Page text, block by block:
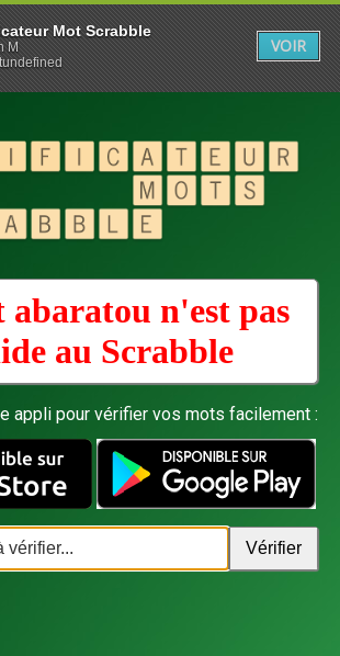
abaratou n'est pas
au Scrabble
appli pour vérifier vos mots facilement :
Mot Scrabble
M
VOIR